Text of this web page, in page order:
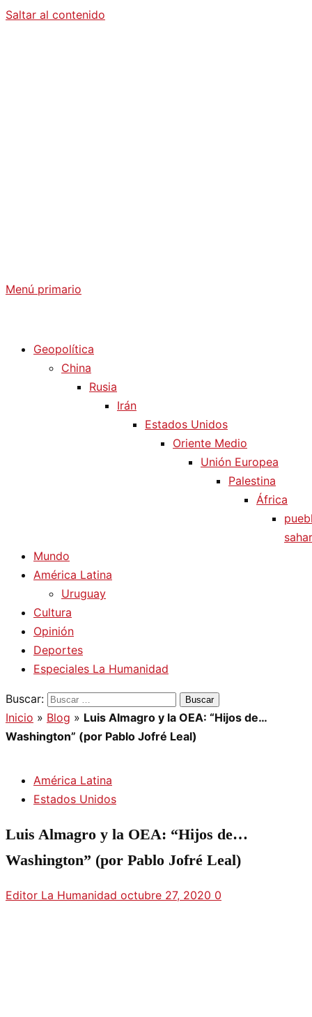
Saltar al contenido
Menú primario
Geopolítica
China
Rusia
Irán
Estados Unidos
Oriente Medio
Unión Europea
Palestina
África
Mundo
América Latina
Uruguay
Cultura
Opinión
Deportes
Especiales La Humanidad
Buscar:
Inicio » Blog » Luis Almagro y la OEA: “Hijos de…
Washington” (por Pablo Jofré Leal)
América Latina
Estados Unidos
Luis Almagro y la OEA: “Hijos de…
Washington” (por Pablo Jofré Leal)
Editor La Humanidad octubre 27, 2020 0